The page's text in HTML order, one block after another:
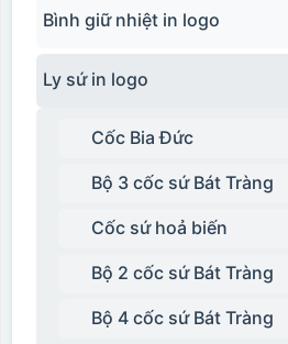
Bình giữ nhiệt in logo
Ly sứ in logo
Cốc Bia Đức
Bộ 3 cốc sứ Bát Tràng
Cốc sứ hoả biến
Bộ 2 cốc sứ Bát Tràng
Bộ 4 cốc sứ Bát Tràng